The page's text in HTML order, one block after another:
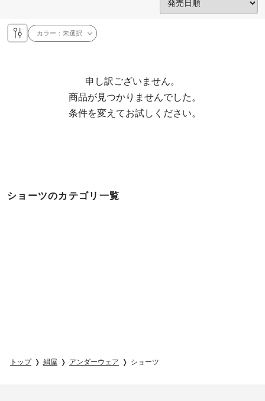
カラー：未選択
申し訳ございません。
  条件を変えてお試しください。
ショーツのカテゴリ一覧
トップ 絹屋 アンダーウェア ショーツ